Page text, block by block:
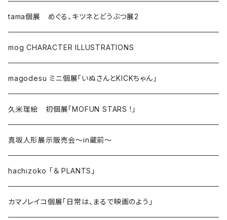
tama個展 めぐる、キツネとどうぶつ展2
mog CHARACTER ILLUSTRATIONS
magodesu ミニ個展「いぬさんとKICKちゃん」
久米理絵 初個展「MOFUN STARS !」
真坂人形展示販売会～in蔵前～
hachizoko 「＆ PLANTS」
カマノレイコ個展「日常は、まるで映画のよう」